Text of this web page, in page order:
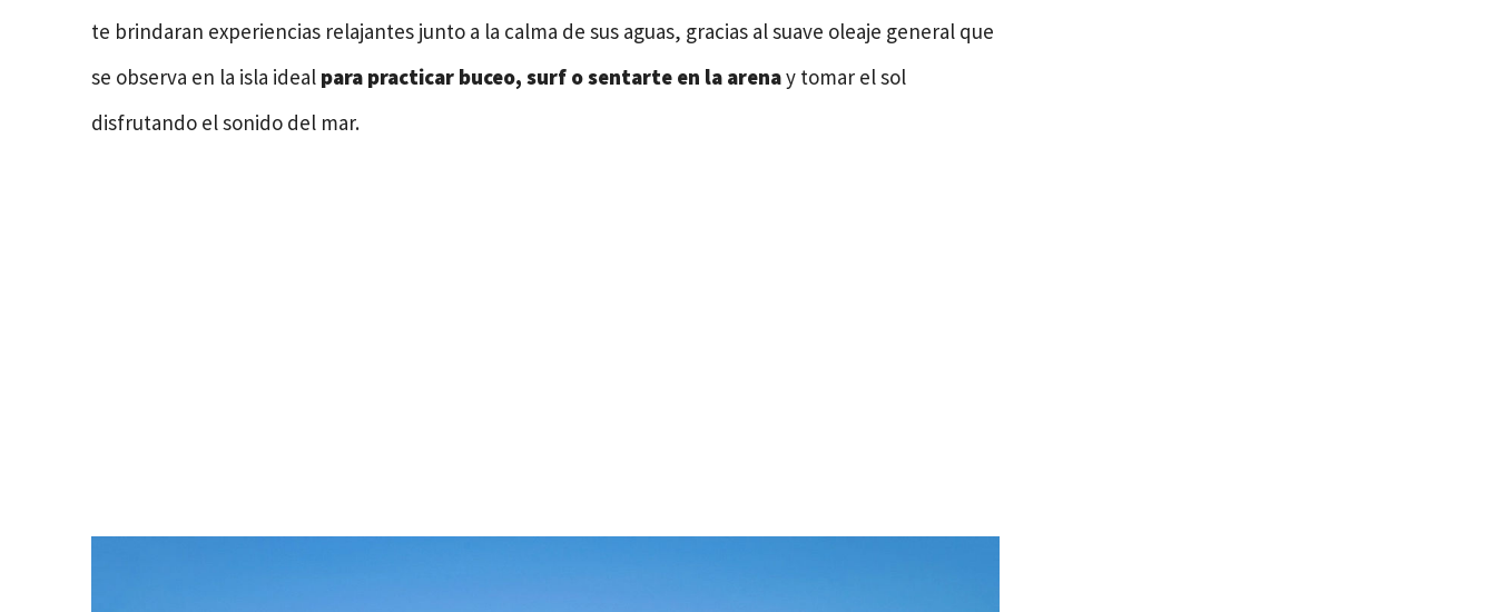
te brindaran experiencias relajantes junto a la calma de sus aguas, gracias al suave oleaje general que
se observa en la isla ideal para practicar buceo, surf o sentarte en la arenay tomar el sol
disfrutando el sonido del mar.